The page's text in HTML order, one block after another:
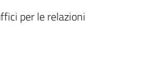
per le relazioni